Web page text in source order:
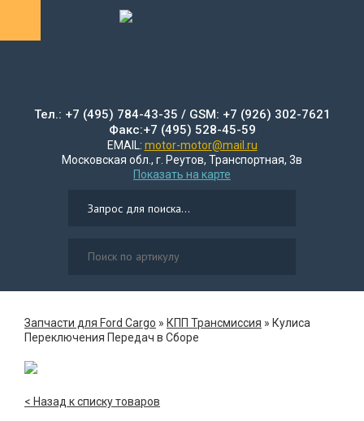
Тел.: +7 (495) 784-43-35 / GSM: +7 (926) 302-7621
Факс:+7 (495) 528-45-59
EMAIL: motor-motor@mail.ru
Московская обл., г. Реутов, Транспортная, 3в
Показать на карте
Запчасти для Ford Cargo » КПП Трансмиссия » Кулиса
Переключения Передач в Сборе
< Назад к списку товаров